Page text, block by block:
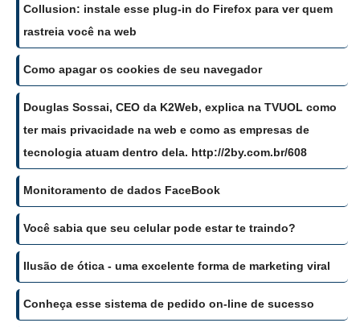
Collusion: instale esse plug-in do Firefox para ver quem
rastreia você na web
Como apagar os cookies de seu navegador
Douglas Sossai, CEO da K2Web, explica na TVUOL como
ter mais privacidade na web e como as empresas de
tecnologia atuam dentro dela. http://2by.com.br/608
Monitoramento de dados FaceBook
Você sabia que seu celular pode estar te traindo?
Ilusão de ótica - uma excelente forma de marketing viral
Conheça esse sistema de pedido on-line de sucesso